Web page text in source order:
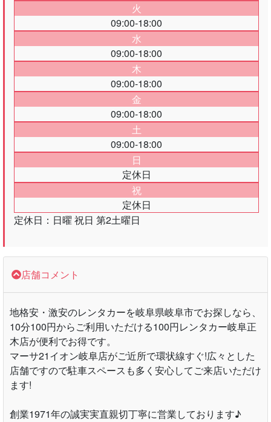
火
09:00-18:00
水
09:00-18:00
木
09:00-18:00
金
09:00-18:00
土
09:00-18:00
日
定休日
祝
定休日
定休日：日曜 祝日 第2土曜日
店舗コメント
地格安・激安のレンタカーを岐阜県岐阜市でお探しなら、
10分100円からご利用いただける100円レンタカー岐阜正
木店が便利でお得です。
マーサ21イオン岐阜店がご近所で環状線すぐ!広々とした
店舗ですので駐車スペースも多く安心してご来店いただけ
ます!
創業1971年の誠実実直親切丁寧に営業しております♪